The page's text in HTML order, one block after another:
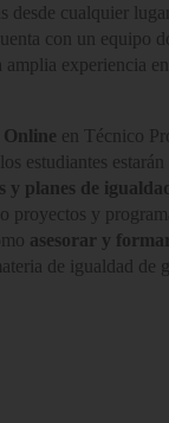
desde cualquier
con un equipo
experiencia
en Técnico
estudiantes
y planes de
proyectos y
asesorar y
de igualdad de